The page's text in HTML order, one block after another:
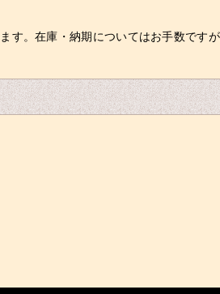
す。在庫・納期についてはお手数ですが